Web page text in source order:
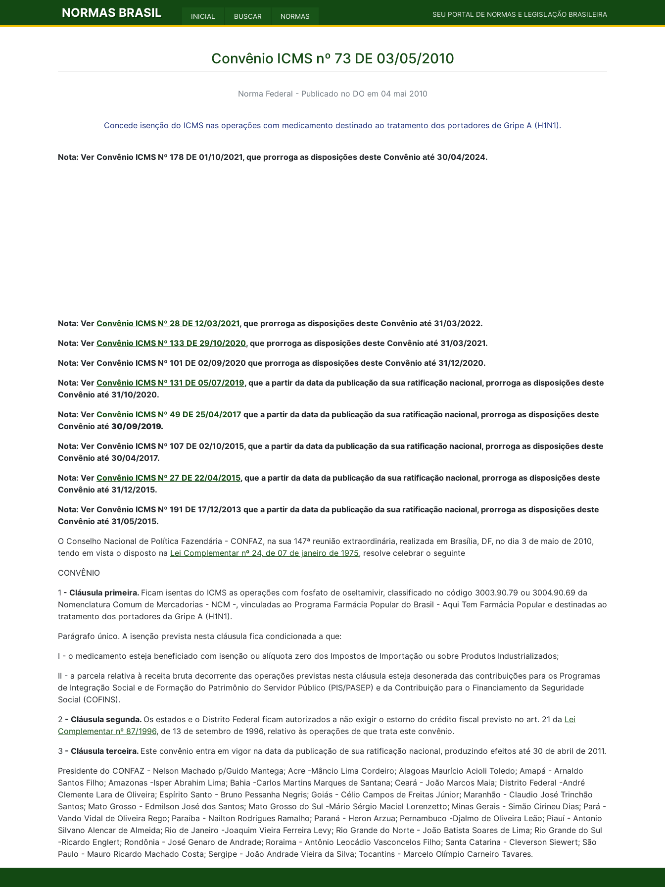
NORMAS BRASIL INICIAL BUSCAR NORMAS SEU PORTAL DE NORMAS E LEGISLAÇÃO BRASILEIRA
Convênio ICMS nº 73 DE 03/05/2010
Norma Federal - Publicado no DO em 04 mai 2010
Concede isenção do ICMS nas operações com medicamento destinado ao tratamento dos portadores de Gripe A (H1N1).
Nota: Ver Convênio ICMS Nº 178 DE 01/10/2021, que prorroga as disposições deste Convênio até 30/04/2024.
Nota: Ver Convênio ICMS Nº 28 DE 12/03/2021, que prorroga as disposições deste Convênio até 31/03/2022.
Nota: Ver Convênio ICMS Nº 133 DE 29/10/2020, que prorroga as disposições deste Convênio até 31/03/2021.
Nota: Ver Convênio ICMS Nº 101 DE 02/09/2020 que prorroga as disposições deste Convênio até 31/12/2020.
Nota: Ver Convênio ICMS Nº 131 DE 05/07/2019, que a partir da data da publicação da sua ratificação nacional, prorroga as disposições deste
Convênio até 31/10/2020.
Nota: Ver Convênio ICMS Nº 49 DE 25/04/2017 que a partir da data da publicação da sua ratificação nacional, prorroga as disposições deste
Convênio até 30/09/2019.
Nota: Ver Convênio ICMS Nº 107 DE 02/10/2015, que a partir da data da publicação da sua ratificação nacional, prorroga as disposições deste
Convênio até 30/04/2017.
Nota: Ver Convênio ICMS Nº 27 DE 22/04/2015, que a partir da data da publicação da sua ratificação nacional, prorroga as disposições deste
Convênio até 31/12/2015.
Nota: Ver Convênio ICMS Nº 191 DE 17/12/2013 que a partir da data da publicação da sua ratificação nacional, prorroga as disposições deste
Convênio até 31/05/2015.
O Conselho Nacional de Política Fazendária - CONFAZ, na sua 147ª reunião extraordinária, realizada em Brasília, DF, no dia 3 de maio de 2010,
tendo em vista o disposto na Lei Complementar nº 24, de 07 de janeiro de 1975, resolve celebrar o seguinte
CONVÊNIO
1 - Cláusula primeira. Ficam isentas do ICMS as operações com fosfato de oseltamivir, classificado no código 3003.90.79 ou 3004.90.69 da
Nomenclatura Comum de Mercadorias - NCM -, vinculadas ao Programa Farmácia Popular do Brasil - Aqui Tem Farmácia Popular e destinadas ao
tratamento dos portadores da Gripe A (H1N1).
Parágrafo único. A isenção prevista nesta cláusula fica condicionada a que:
I - o medicamento esteja beneficiado com isenção ou alíquota zero dos Impostos de Importação ou sobre Produtos Industrializados;
II - a parcela relativa à receita bruta decorrente das operações previstas nesta cláusula esteja desonerada das contribuições para os Programas
de Integração Social e de Formação do Patrimônio do Servidor Público (PIS/PASEP) e da Contribuição para o Financiamento da Seguridade
Social (COFINS).
2 - Cláusula segunda. Os estados e o Distrito Federal ficam autorizados a não exigir o estorno do crédito fiscal previsto no art. 21 da Lei
Complementar nº 87/1996, de 13 de setembro de 1996, relativo às operações de que trata este convênio.
3 - Cláusula terceira. Este convênio entra em vigor na data da publicação de sua ratificação nacional, produzindo efeitos até 30 de abril de 2011.
Presidente do CONFAZ - Nelson Machado p/Guido Mantega; Acre -Mâncio Lima Cordeiro; Alagoas Maurício Acioli Toledo; Amapá - Arnaldo
Santos Filho; Amazonas -Isper Abrahim Lima; Bahia -Carlos Martins Marques de Santana; Ceará - João Marcos Maia; Distrito Federal -André
Clemente Lara de Oliveira; Espírito Santo - Bruno Pessanha Negris; Goiás - Célio Campos de Freitas Júnior; Maranhão - Claudio José Trinchão
Santos; Mato Grosso - Edmilson José dos Santos; Mato Grosso do Sul -Mário Sérgio Maciel Lorenzetto; Minas Gerais - Simão Cirineu Dias; Pará -
Vando Vidal de Oliveira Rego; Paraíba - Nailton Rodrigues Ramalho; Paraná - Heron Arzua; Pernambuco -Djalmo de Oliveira Leão; Piauí - Antonio
Silvano Alencar de Almeida; Rio de Janeiro -Joaquim Vieira Ferreira Levy; Rio Grande do Norte - João Batista Soares de Lima; Rio Grande do Sul
-Ricardo Englert; Rondônia - José Genaro de Andrade; Roraima - Antônio Leocádio Vasconcelos Filho; Santa Catarina - Cleverson Siewert; São
Paulo - Mauro Ricardo Machado Costa; Sergipe - João Andrade Vieira da Silva; Tocantins - Marcelo Olímpio Carneiro Tavares.